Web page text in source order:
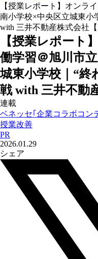
【授業レポート】オンラ
南小学校×中央区立城東小
with 三井不動産株式会社【
【授業レポート
働学習＠旭川市
城東小学校｜“終
戦 with 三井不動
連載
ベネッセ｢企業コラボコン
授業改善
PR
2026.01.29
シェア